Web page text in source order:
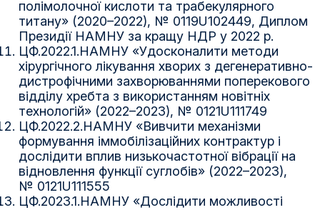
полімолочної кислоти та трабекулярного
титану» (2020–2022), № 0119U102449, Диплом
Президії НАМНУ за кращу НДР у 2022 р.
ЦФ.2022.1.НАМНУ «Удосконалити методи
хірургічного лікування хворих з дегенеративно-
дистрофічними захворюваннями поперекового
відділу хребта з використанням новітніх
технологій» (2022–2023), № 0121U111749
ЦФ.2022.2.НАМНУ «Вивчити механізми
формування іммобілізаційних контрактур і
дослідити вплив низькочастотної вібрації на
відновлення функції суглобів» (2022–2023),
№ 0121U111555
ЦФ.2023.1.НАМНУ «Дослідити можливості